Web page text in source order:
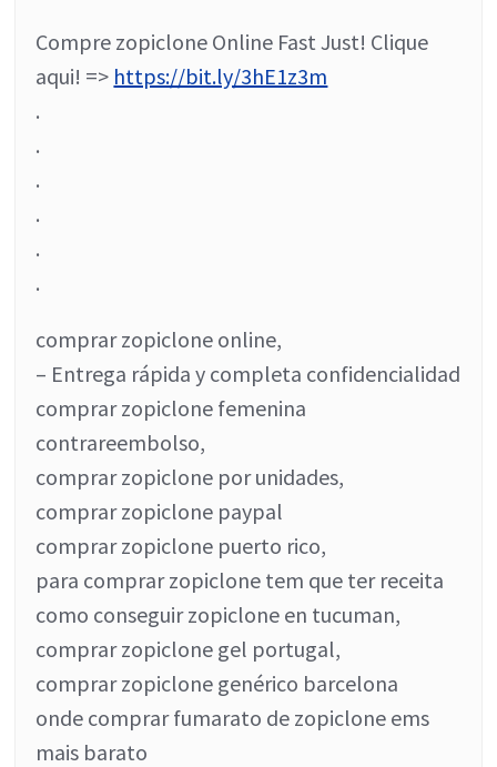
Compre zopiclone Online Fast Just! Clique
aqui! => https://bit.ly/3hE1z3m
.
.
.
.
.
.
comprar zopiclone online,
– Entrega rápida y completa confidencialidad
comprar zopiclone femenina
contrareembolso,
comprar zopiclone por unidades,
comprar zopiclone paypal
comprar zopiclone puerto rico,
para comprar zopiclone tem que ter receita
como conseguir zopiclone en tucuman,
comprar zopiclone gel portugal,
comprar zopiclone genérico barcelona
onde comprar fumarato de zopiclone ems
mais barato